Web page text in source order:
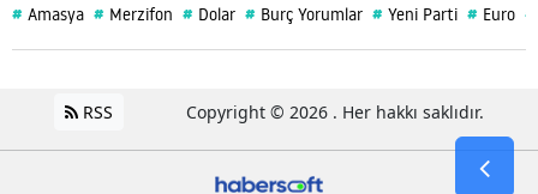
# Amasya # Merzifon # Dolar # Burç Yorumlar # Yeni Parti # Euro #
RSS Copyright © 2026 . Her hakkı saklıdır.